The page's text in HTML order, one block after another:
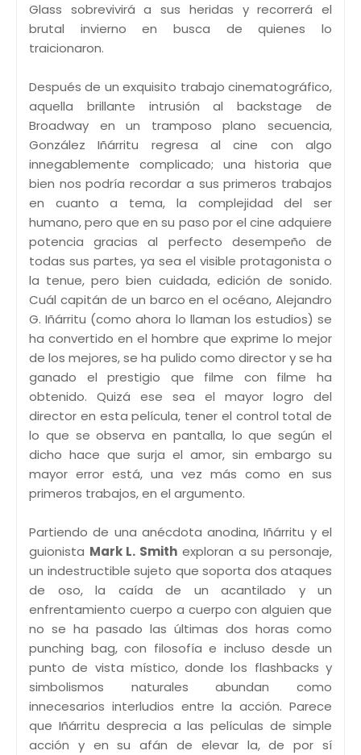
Glass sobrevivirá a sus heridas y recorrerá el
brutal invierno en busca de quienes lo
traicionaron.
Después de un exquisito trabajo cinematográfico,
aquella brillante intrusión al backstage de
Broadway en un tramposo plano secuencia,
González Iñárritu regresa al cine con algo
innegablemente complicado; una historia que
bien nos podría recordar a sus primeros trabajos
en cuanto a tema, la complejidad del ser
humano, pero que en su paso por el cine adquiere
potencia gracias al perfecto desempeño de
todas sus partes, ya sea el visible protagonista o
la tenue, pero bien cuidada, edición de sonido.
Cuál capitán de un barco en el océano, Alejandro
G. Iñárritu (como ahora lo llaman los estudios) se
ha convertido en el hombre que exprime lo mejor
de los mejores, se ha pulido como director y se ha
ganado el prestigio que filme con filme ha
obtenido. Quizá ese sea el mayor logro del
director en esta película, tener el control total de
lo que se observa en pantalla, lo que según el
dicho hace que surja el amor, sin embargo su
mayor error está, una vez más como en sus
primeros trabajos, en el argumento.
Partiendo de una anécdota anodina, Iñárritu y el
guionista Mark L. Smith exploran a su personaje,
un indestructible sujeto que soporta dos ataques
de oso, la caída de un acantilado y un
enfrentamiento cuerpo a cuerpo con alguien que
no se ha pasado las últimas dos horas como
punching bag, con filosofía e incluso desde un
punto de vista místico, donde los flashbacks y
simbolismos naturales abundan como
innecesarios interludios entre la acción. Parece
que Iñárritu desprecia a las películas de simple
acción y en su afán de elevar la, de por sí